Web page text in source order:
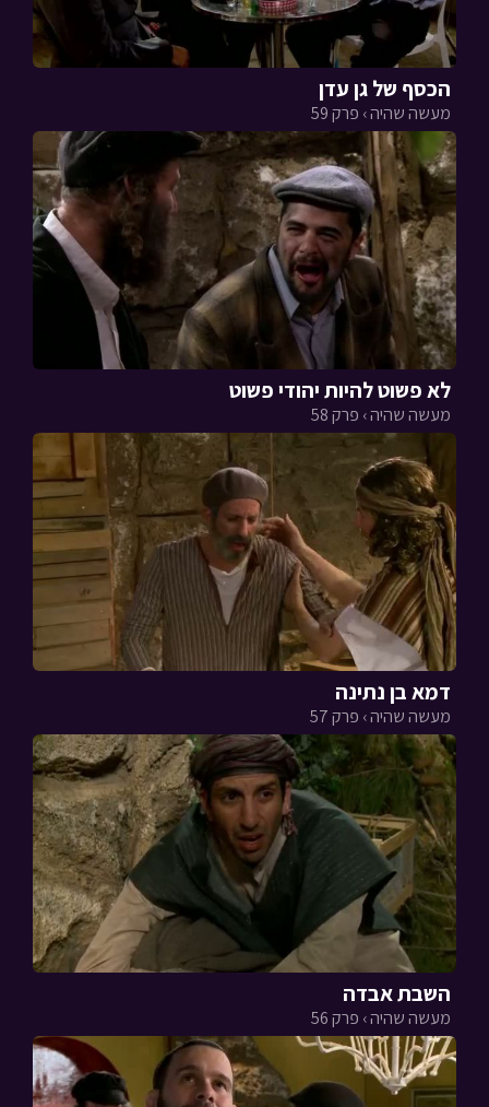
הכסף של גן עדן
מעשה שהיה › פרק 59
לא פשוט להיות יהודי פשוט
מעשה שהיה › פרק 58
דמא בן נתינה
מעשה שהיה › פרק 57
השבת אבדה
מעשה שהיה › פרק 56